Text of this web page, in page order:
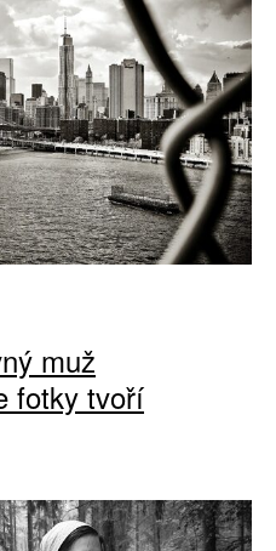
muž
fotky tvoří